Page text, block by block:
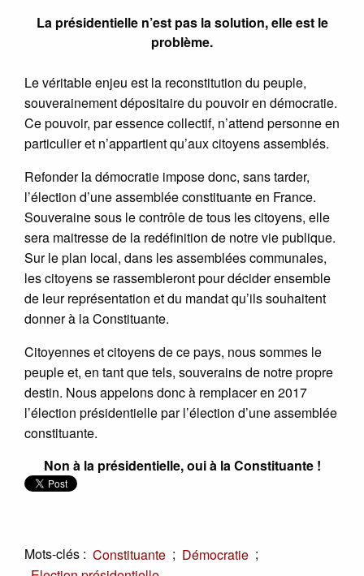
La présidentielle n’est pas la solution, elle est le
problème.
Le véritable enjeu est la reconstitution du peuple,
souverainement dépositaire du pouvoir en démocratie.
Ce pouvoir, par essence collectif, n’attend personne en
particulier et n’appartient qu’aux citoyens assemblés.
Refonder la démocratie impose donc, sans tarder,
l’élection d’une assemblée constituante en France.
Souveraine sous le contrôle de tous les citoyens, elle
sera maitresse de la redéfinition de notre vie publique.
Sur le plan local, dans les assemblées communales,
les citoyens se rassembleront pour décider ensemble
de leur représentation et du mandat qu’ils souhaitent
donner à la Constituante.
Citoyennes et citoyens de ce pays, nous sommes le
peuple et, en tant que tels, souverains de notre propre
destin. Nous appelons donc à remplacer en 2017
l’élection présidentielle par l’élection d’une assemblée
constituante.
Non à la présidentielle, oui à la Constituante !
Mots-clés : Constituante ; Démocratie ;